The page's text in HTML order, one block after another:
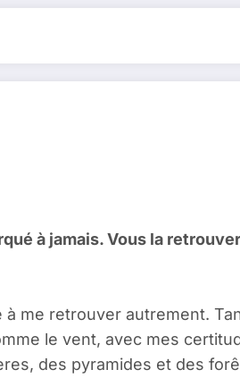
à jamais. Vous la
me retrouver autrement.
le vent, avec mes
des pyramides et des